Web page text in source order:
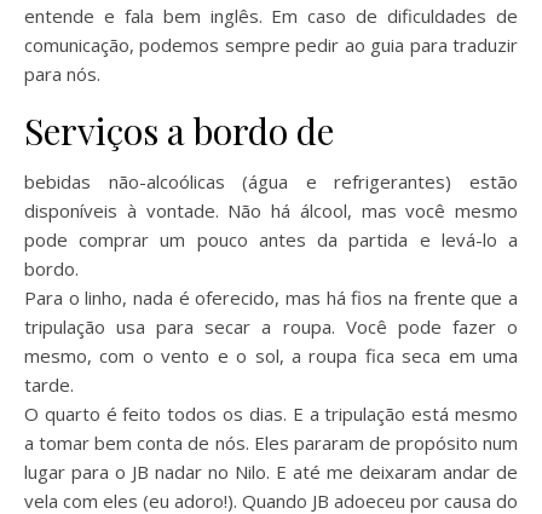
entende e fala bem inglês. Em caso de dificuldades de
comunicação, podemos sempre pedir ao guia para traduzir
para nós.
Serviços a bordo de
bebidas não-alcoólicas (água e refrigerantes) estão
disponíveis à vontade. Não há álcool, mas você mesmo
pode comprar um pouco antes da partida e levá-lo a
bordo.
Para o linho, nada é oferecido, mas há fios na frente que a
tripulação usa para secar a roupa. Você pode fazer o
mesmo, com o vento e o sol, a roupa fica seca em uma
tarde.
O quarto é feito todos os dias. E a tripulação está mesmo
a tomar bem conta de nós. Eles pararam de propósito num
lugar para o JB nadar no Nilo. E até me deixaram andar de
vela com eles (eu adoro!). Quando JB adoeceu por causa do